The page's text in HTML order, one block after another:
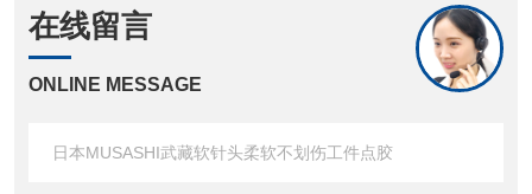
在线留言
ONLINE MESSAGE